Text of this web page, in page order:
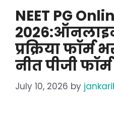
NEET PG
प्रक्रिया
नीत पीजी
July 10, 2026 by